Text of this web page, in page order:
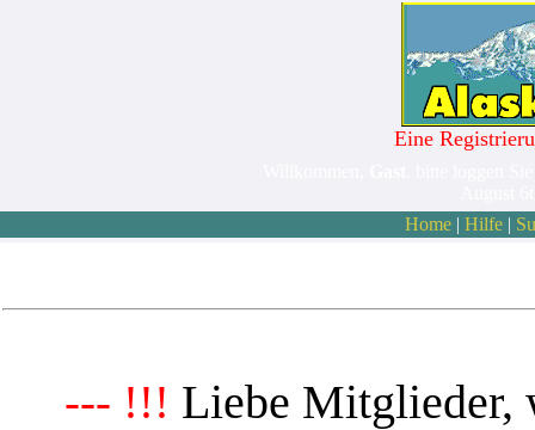
Eine
Home| Hilfe|
--- !!! Liebe Mitglieder,